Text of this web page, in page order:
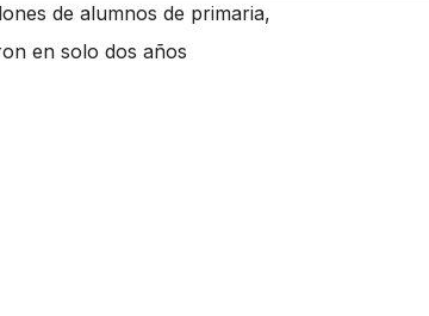
de alumnos de primaria,
en solo dos años